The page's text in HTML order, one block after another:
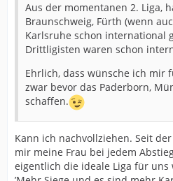
Aus der momentanen 2. Liga,
Braunschweig, Fürth (wenn
Karlsruhe schon international
Drittligisten waren schon
Ehrlich, dass wünsche ich mir
zwar bevor das Paderborn,
schaffen.
Kann ich nachvollziehen. Seit
mir meine Frau bei jedem
eigentlich die ideale Liga für uns